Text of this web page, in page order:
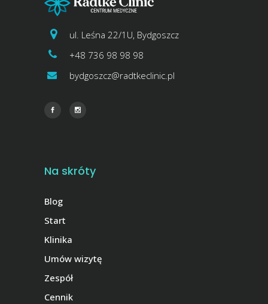
ul. Leśna 22/1U, Bydgoszcz
+48 736 98 98 98
bydgoszcz@radtkeclinic.pl
Na skróty
Blog
Start
Klinika
Umów wizytę
Zespół
Cennik